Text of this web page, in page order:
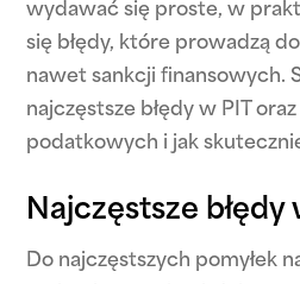
wydawać się proste, w
się błędy, które prowadzą
nawet sankcji finansowych.
najczęstsze błędy w PIT
podatkowych i jak
Najczęstsze błędy
Do najczęstszych pomyłek